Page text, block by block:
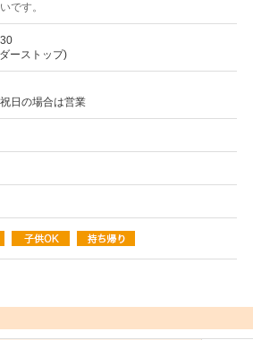
です。
ーストップ)
日の場合は営業